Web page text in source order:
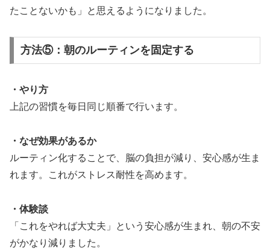
たことないかも」と思えるようになりました。
方法⑤：朝のルーティンを固定する
・やり方
上記の習慣を毎日同じ順番で行います。
・なぜ効果があるか
ルーティン化することで、脳の負担が減り、安心感が生ま
れます。これがストレス耐性を高めます。
・体験談
「これをやれば大丈夫」という安心感が生まれ、朝の不安
がかなり減りました。